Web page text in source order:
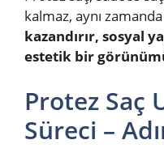
kalmaz, aynı
kazandırır, sosyal
estetik bir
Protez Saç
Süreci –